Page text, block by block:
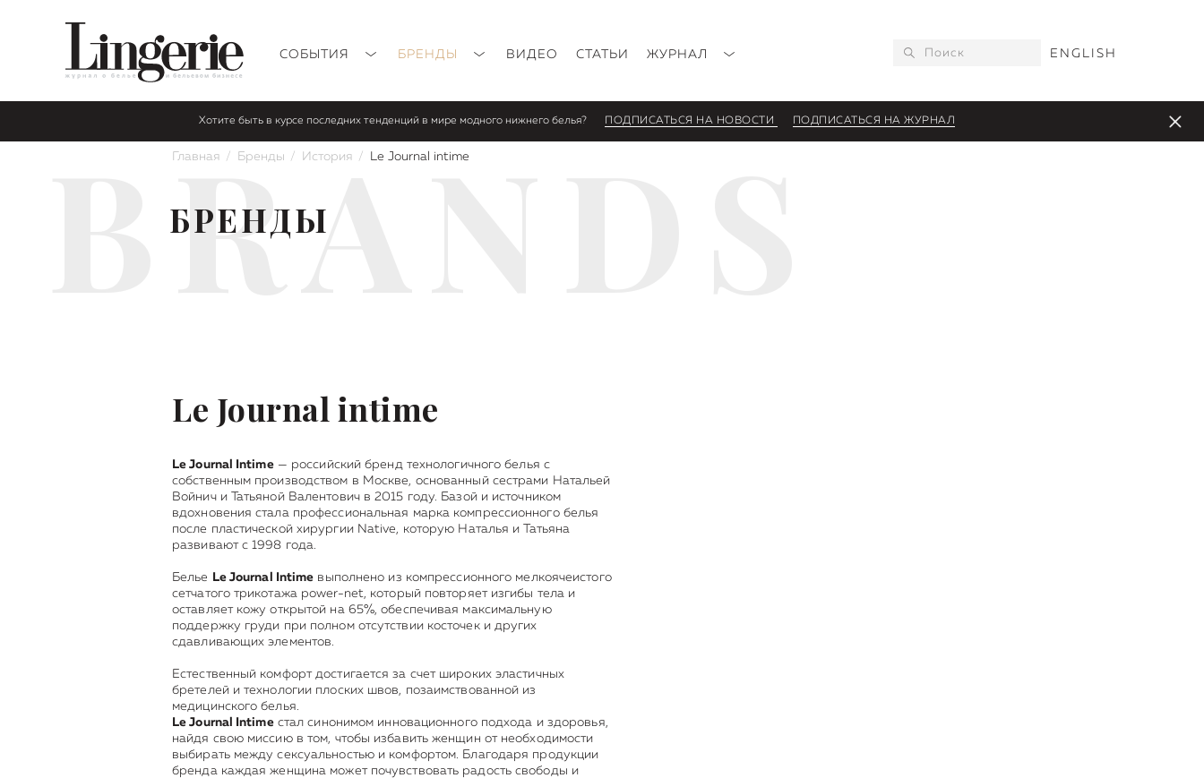
СОБЫТИЯ БРЕНДЫ ВИДЕО СТАТЬИ ЖУРНАЛ ENGLISH
Хотите быть в курсе последних тенденций в мире модного нижнего белья? ПОДПИСАТЬСЯ НА НОВОСТИ ПОДПИСАТЬСЯ НА ЖУРНАЛ
Главная Бренды История Le Journal intime
BRANDS
БРЕНДЫ
Le Journal intime
Le Journal Intime— российский бренд технологичного белья с
собственным производством в Москве, основанный сестрами Натальей
Войнич и Татьяной Валентович в 2015 году. Базой и источником
вдохновения стала профессиональная марка компрессионного белья
после пластической хирургии Native, которую Наталья и Татьяна
развивают с 1998 года.
Белье Le Journal Intime выполнено из компрессионного мелкоячеистого
сетчатого трикотажа power-net, который повторяет изгибы тела и
оставляет кожу открытой на 65%, обеспечивая максимальную
поддержку груди при полном отсутствии косточек и других
сдавливающих элементов.
Естественный комфорт достигается за счет широких эластичных
бретелей и технологии плоских швов, позаимствованной из
медицинского белья.
Le Journal Intimeстал синонимом инновационного подхода и здоровья,
найдя свою миссию в том, чтобы избавить женщин от необходимости
выбирать между сексуальностью и комфортом. Благодаря продукции
бренда каждая женщина может почувствовать радость свободы и